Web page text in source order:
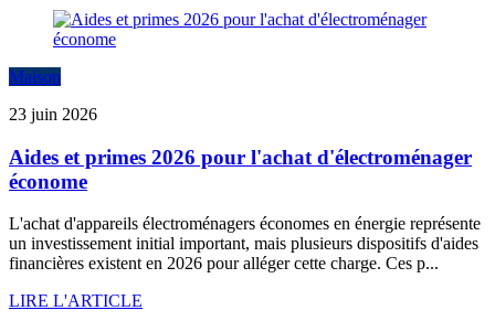
Maison
23 juin 2026
Aides et primes 2026 pour l'achat d'électroménager
économe
L'achat d'appareils électroménagers économes en énergie représente
un investissement initial important, mais plusieurs dispositifs d'aides
financières existent en 2026 pour alléger cette charge. Ces p...
LIRE L'ARTICLE